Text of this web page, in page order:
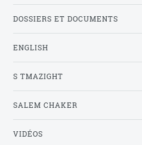
DOSSIERS ET DOCUMENTS
ENGLISH
S TMAZIGHT
SALEM CHAKER
VIDÉOS